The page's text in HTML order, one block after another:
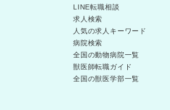
LINE転職相談
求人検索
人気の求人キーワード
病院検索
全国の動物病院一覧
獣医師転職ガイド
全国の獣医学部一覧